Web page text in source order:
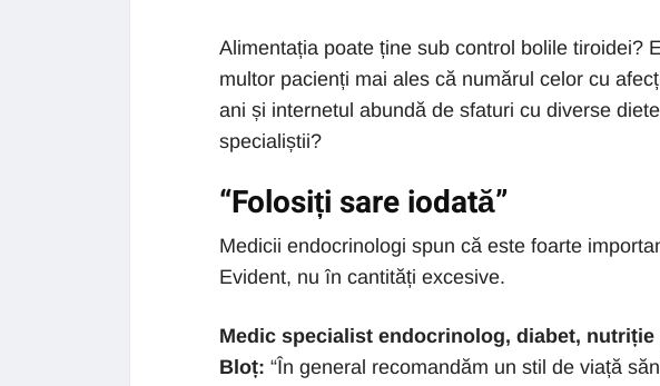
Alimentația poate ține sub control bolile tiroidei?
multor pacienți mai ales că numărul celor cu
ani și internetul abundă de sfaturi cu diverse
specialiștii?
“Folosiți sare iodată”
Medicii endocrinologi spun că este foarte
Evident, nu în cantități excesive.
Medic specialist endocrinolog, diabet,
Bloț: “În general recomandăm un stil de viață